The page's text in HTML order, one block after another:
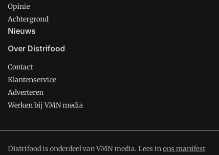
Opinie
Achtergrond
Nieuws
Over Distrifood
Contact
Klantenservice
Adverteren
Werken bij VMN media
Distrifood is onderdeel van VMN media. Lees inons manifest